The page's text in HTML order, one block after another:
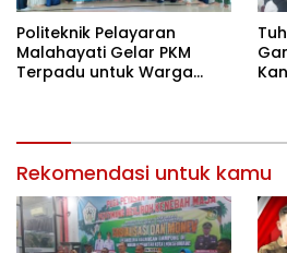
Politeknik Pelayaran
Malahayati Gelar PKM
Terpadu untuk Warga
Rekomendasi untuk kamu